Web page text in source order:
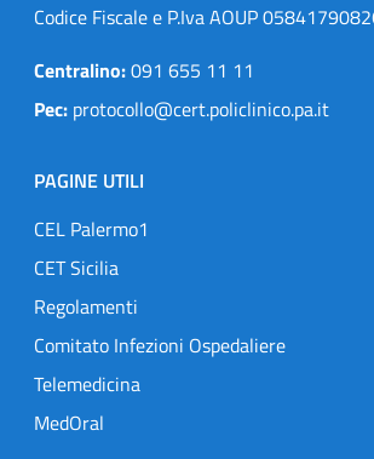
Codice Fiscale e P.Iva AOUP
Centralino:091 655 11 11
Pec: protocollo@cert.policlinico.pa.it
PAGINE UTILI
CEL Palermo1
CET Sicilia
Regolamenti
Comitato Infezioni Ospedaliere
Telemedicina
MedOral